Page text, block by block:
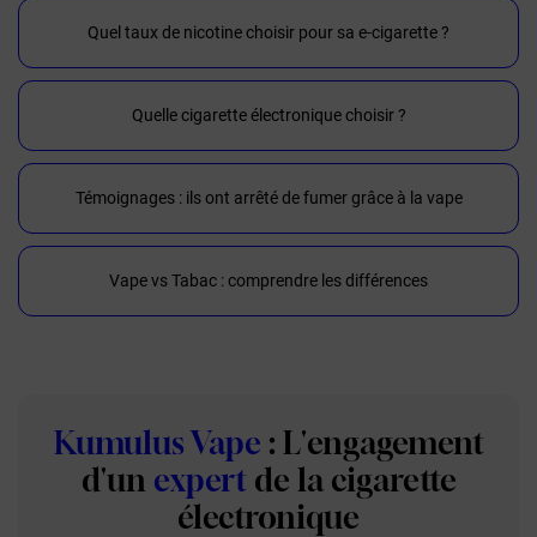
Quel taux de nicotine choisir pour sa e-cigarette ?
Quelle cigarette électronique choisir ?
Témoignages : ils ont arrêté de fumer grâce à la vape
Vape vs Tabac : comprendre les différences
Kumulus Vape : L'engagement
d'un expert de la cigarette
électronique